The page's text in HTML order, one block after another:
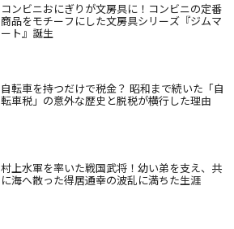
コンビニおにぎりが文房具に！コンビニの定番
商品をモチーフにした文房具シリーズ『ジムマ
ート』誕生
自転車を持つだけで税金？ 昭和まで続いた「自
転車税」の意外な歴史と脱税が横行した理由
村上水軍を率いた戦国武将！幼い弟を支え、共
に海へ散った得居通幸の波乱に満ちた生涯